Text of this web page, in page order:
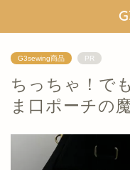
G3sewing商品 PR
ちっちゃ！で
ま口ポーチの